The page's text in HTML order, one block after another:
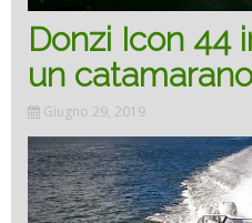
Donzi Icon 44
un catamarano
Giugno 29, 2019